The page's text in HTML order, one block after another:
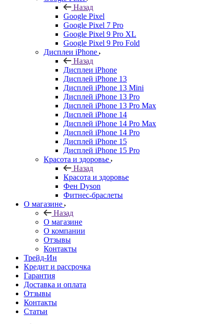
Назад
Google Pixel
Google Pixel 7 Pro
Google Pixel 9 Pro XL
Google Pixel 9 Pro Fold
Дисплеи iPhone
Назад
Дисплеи iPhone
Дисплей iPhone 13
Дисплей iPhone 13 Mini
Дисплей iPhone 13 Pro
Дисплей iPhone 13 Pro Max
Дисплей iPhone 14
Дисплей iPhone 14 Pro Max
Дисплей iPhone 14 Pro
Дисплей iPhone 15
Дисплей iPhone 15 Pro
Красота и здоровье
Назад
Красота и здоровье
Фен Dyson
Фитнес-браслеты
О магазине
Назад
О магазине
О компании
Отзывы
Контакты
Трейд-Ин
Кредит и рассрочка
Гарантия
Доставка и оплата
Отзывы
Контакты
Статьи